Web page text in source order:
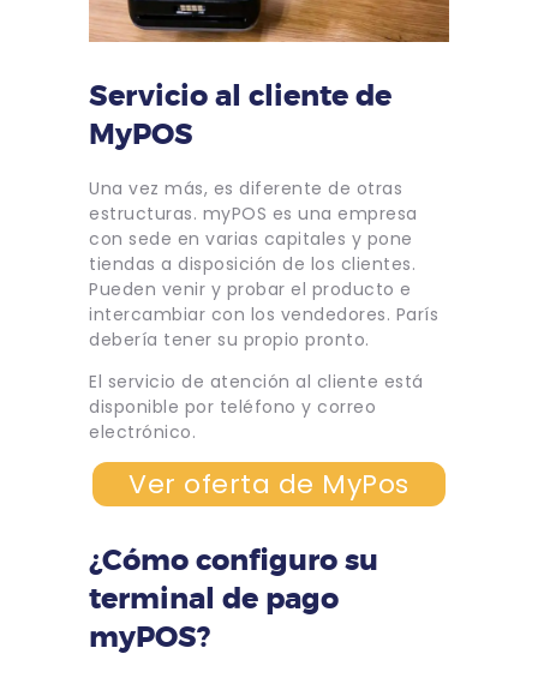
Servicio al cliente de
MyPOS
Una vez más, es diferente de otras
estructuras. myPOS es una empresa
con sede en varias capitales y pone
tiendas a disposición de los clientes.
Pueden venir y probar el producto e
intercambiar con los vendedores. París
debería tener su propio pronto.
El servicio de atención al cliente está
disponible por teléfono y correo
electrónico.
Ver oferta de MyPos
¿Cómo configuro su
terminal de pago
myPOS?